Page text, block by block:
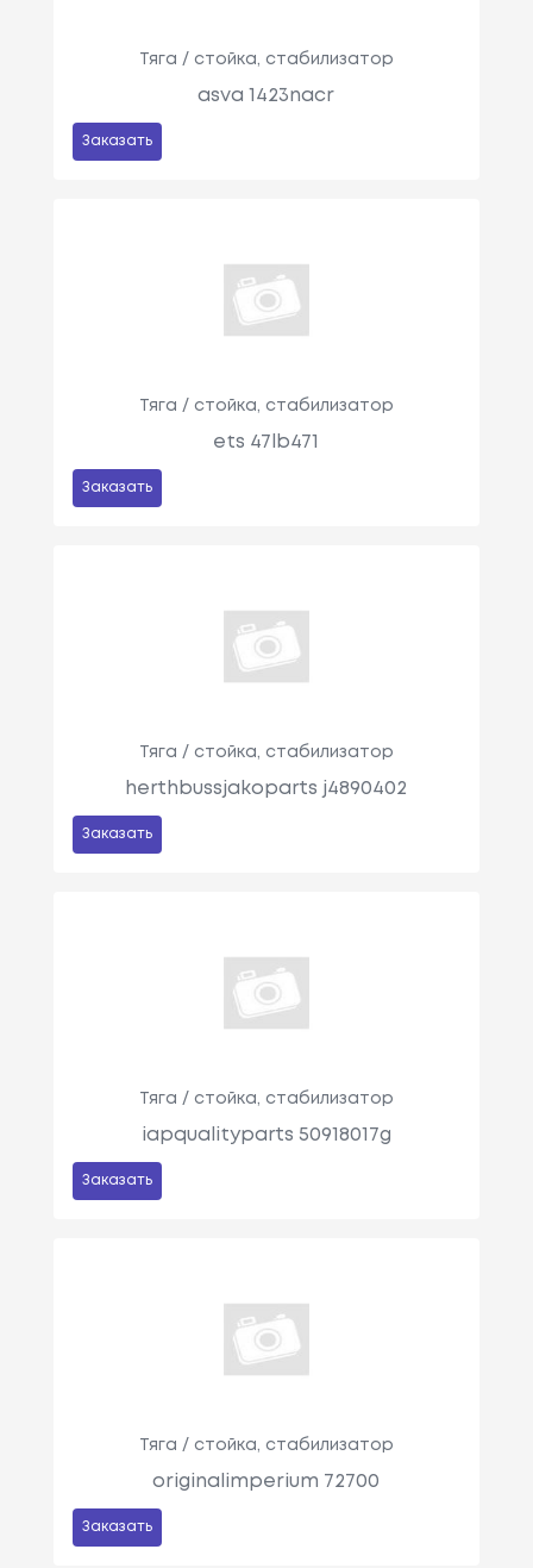
Тяга / стойка, стабилизатор
asva 1423nacr
Заказать
Тяга / стойка, стабилизатор
ets 47lb471
Заказать
Тяга / стойка, стабилизатор
herthbussjakoparts j4890402
Заказать
Тяга / стойка, стабилизатор
iapqualityparts 50918017g
Заказать
Тяга / стойка, стабилизатор
originalimperium 72700
Заказать